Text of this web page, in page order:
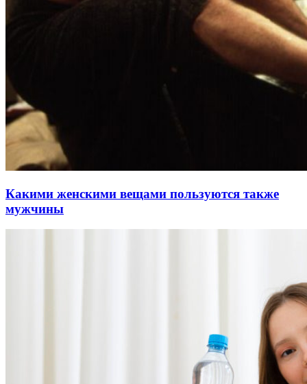
Какими женскими вещами пользуются также
мужчины